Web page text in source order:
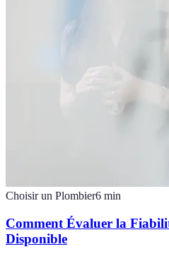
Choisir un Plombier6 min
Comment Évaluer la
Disponible